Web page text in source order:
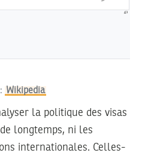
Wikipedia
la politique des visas
longtemps, ni les
internationales. Celles-